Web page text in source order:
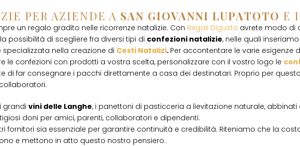
PER AZIENDE A SAN GIOVANNI LUPATOTO E
un regalo gradito nelle ricorrenze natalizie. Con Regali Digusto avrete modo di
possibilità di scegliere fra diversi tipi di confezioni natalizie, nelle quali
nella creazione di Cesti Natalizi. Per accontentare le varie esigenze
le confezioni con prodotti a vostra scelta, personalizzare con il vostro logo le
di far consegnare i pacchi direttamente a casa dei destinatari. Proprio per
i grandi vini delle Langhe, i panettoni di pasticceria a lievitazione naturale,
doni per amici, parenti, collaboratori e dipendenti.
fornitori sia essenziale per garantire continuità e credibilità. Riteniamo che la
e mettono in atto questo nostro pensiero.